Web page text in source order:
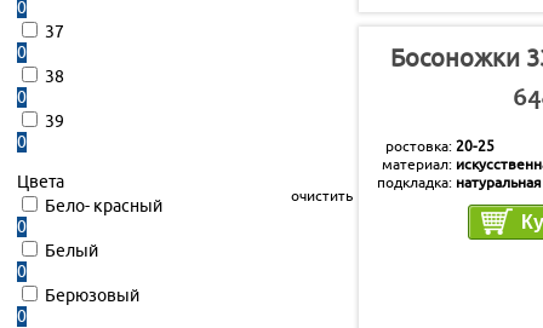
0
37
0
38
0
39
0
очистить
Цвета
Бело- красный
0
Белый
0
Берюзовый
0
Босоножки
ростовка 20-25
материал
подкладка